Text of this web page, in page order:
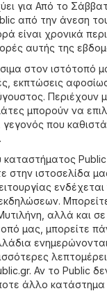
για Από το
από την άνεση
είναι χρονικά
αυτής της
στον ιστότοπό
εκπτώσεις
Περιέχουν
μπορούν να
γεγονός που
καταστήματος
στην ιστοσελίδα
αλλά και
μας, μπορείτε
. Αν το Public
άλλο